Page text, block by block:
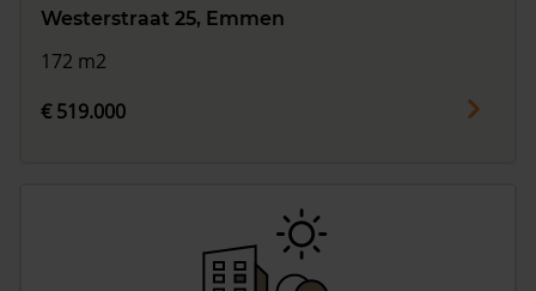
Westerstraat 25, Emmen
172 m2
€ 519.000